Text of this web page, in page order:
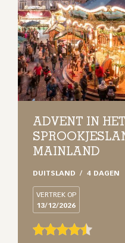
ADVENT IN HET
MAINLAND
DUITSLAND 4 DAGEN
VERTREK OP
13/12/2026